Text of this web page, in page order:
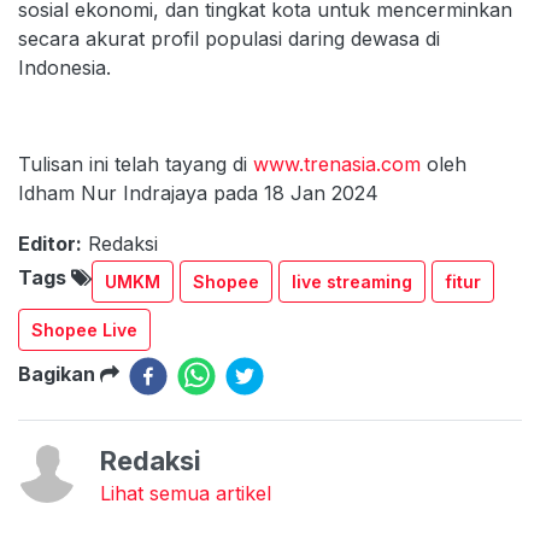
sosial ekonomi, dan tingkat kota untuk mencerminkan
secara akurat profil populasi daring dewasa di
Indonesia.
Tulisan ini telah tayang di www.trenasia.com oleh
Idham Nur Indrajaya pada 18 Jan 2024
Editor: Redaksi
Tags
UMKM Shopee live streaming fitur
Shopee Live
Bagikan
Redaksi
Lihat semua artikel